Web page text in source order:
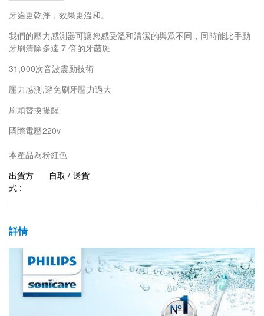
牙齒更乾淨，效果更溫和。
我們的壓力感測器可讓您感受溫和清潔的與眾不同，同時能比手動
牙刷清除多達 7 倍的牙菌斑
31,000次音波震動技術
壓力感測,避免刷牙壓力過大
刷頭替換提醒
國際電壓220v
本產品為粉紅色
出貨方
式 :
自取 / 送貨
詳情